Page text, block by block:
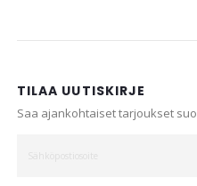
TILAA UUTISKIRJE
Saa ajankohtaiset tarjoukset